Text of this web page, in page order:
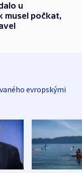
u
musel počkat,
evropskými